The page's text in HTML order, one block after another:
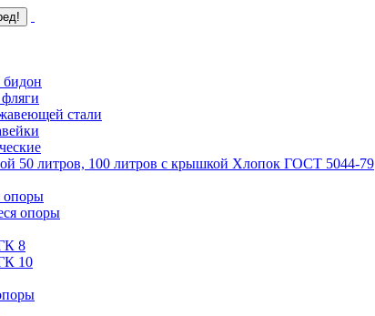
стали
50 литров, 100 литров с крышкой Хлопок ГОСТ 5044-79
опоры
опоры
8
10